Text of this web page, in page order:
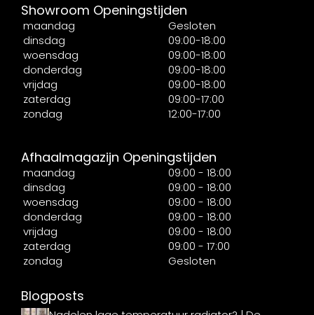
Showroom Openingstijden
maandag
Gesloten
dinsdag
09:00-18:00
woensdag
09:00-18:00
donderdag
09:00-18:00
vrijdag
09:00-18:00
zaterdag
09:00-17:00
zondag
12:00-17:00
Afhaalmagazijn Openingstijden
maandag
09:00 - 18:00
dinsdag
09:00 - 18:00
woensdag
09:00 - 18:00
donderdag
09:00 - 18:00
vrijdag
09:00 - 18:00
zaterdag
09:00 - 17:00
zondag
Gesloten
Blogposts